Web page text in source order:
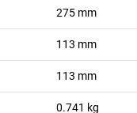
275 mm
113 mm
113 mm
0.741 kg